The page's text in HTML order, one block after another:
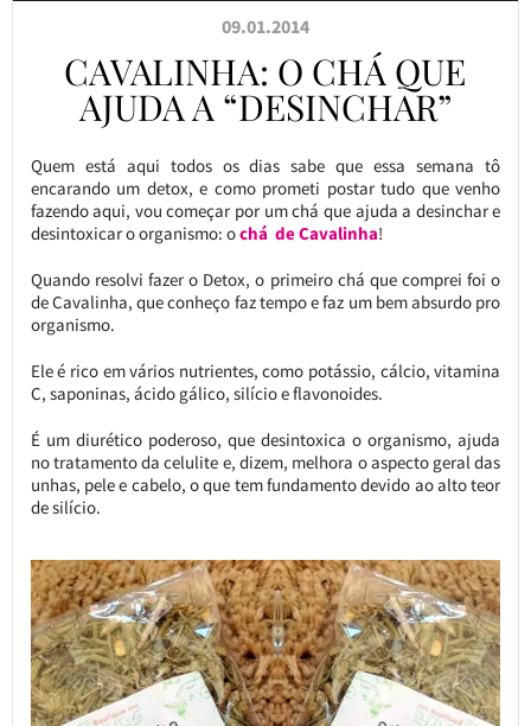
09.01.2014
CAVALINHA: O CHÁ QUE
AJUDA A “DESINCHAR”
Quem está aqui todos os dias sabe que essa semana tô
encarando um detox, e como prometi postar tudo que venho
fazendo aqui, vou começar por um chá que ajuda a desinchar e
desintoxicar o organismo: ochá de Cavalinha!
Quando resolvi fazer o Detox, o primeiro chá que comprei foi o
de Cavalinha, que conheço faz tempo e faz um bem absurdo pro
organismo.
Ele é rico em vários nutrientes, como potássio, cálcio, vitamina
C, saponinas, ácido gálico, silício e flavonoides.
É um diurético poderoso, que desintoxica o organismo, ajuda
no tratamento da celulite e, dizem, melhora o aspecto geral das
unhas, pele e cabelo, o que tem fundamento devido ao alto teor
de silício.